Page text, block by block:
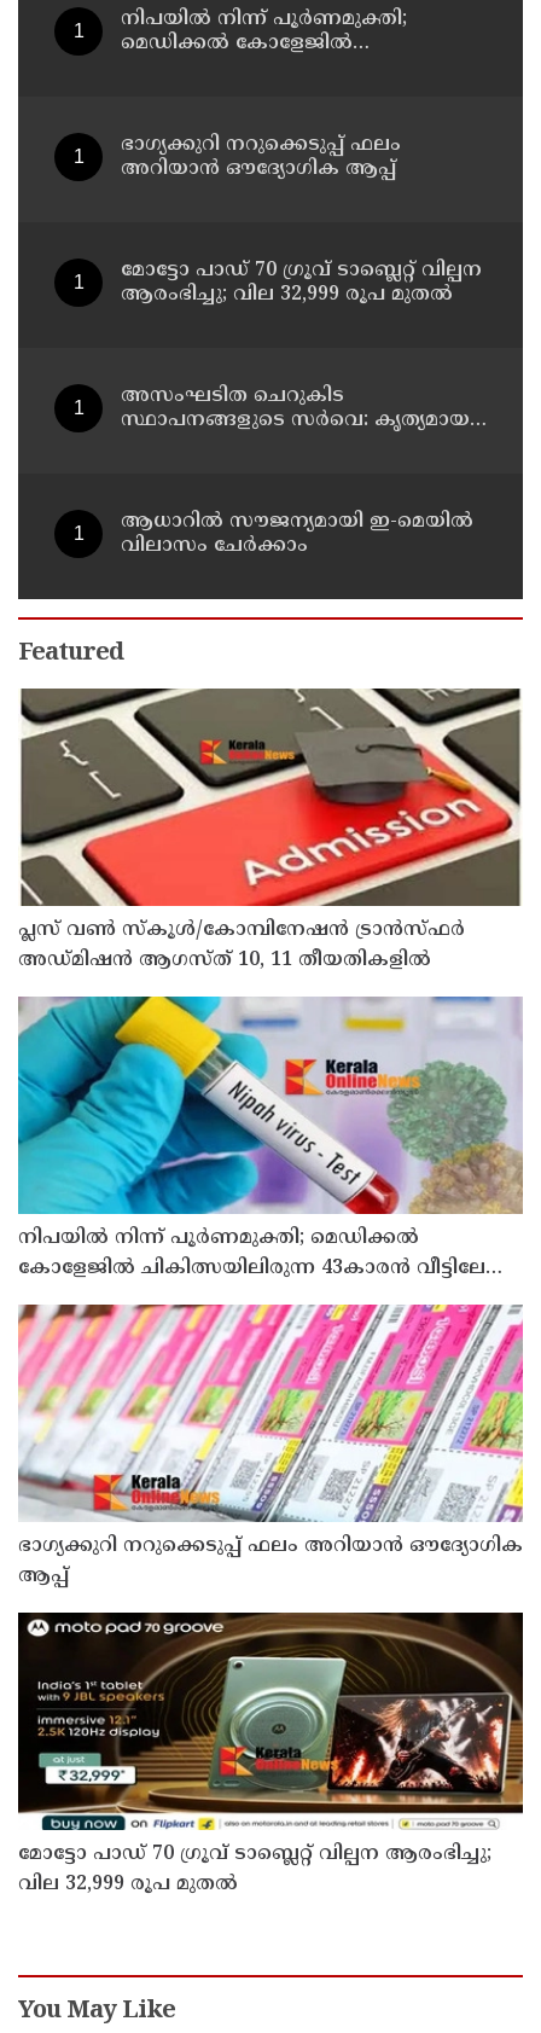
നിപയിൽ നിന്ന് പൂർണമുക്തി;
മെഡിക്കൽ കോളേജിൽ
ഭാഗ്യക്കുറി നറുക്കെടുപ്പ് ഫലം
അറിയാൻ ഔദ്യോഗിക ആപ്പ്
മോട്ടോ പാഡ് 70 ഗ്രൂവ് ടാബ്ലെറ്റ് വില്പന
ആരംഭിച്ചു; വില 32,999 രൂപ മുതൽ
അസംഘടിത ചെറുകിട
സ്ഥാപനങ്ങളുടെ സർവെ: കൃത്യമായ
ആധാറിൽ സൗജന്യമായി ഇ-മെയിൽ
വിലാസം ചേർക്കാം
Featured
പ്ലസ് വൺ സ്‌കൂൾ/കോമ്പിനേഷൻ ട്രാൻസ്ഫർ
അഡ്മിഷൻ ആഗസ്ത് 10, 11 തീയതികളിൽ
നിപയിൽ നിന്ന് പൂർണമുക്തി; മെഡിക്കൽ
കോളേജിൽ ചികിത്സയിലിരുന്ന 43കാരൻ വീട്ടിലേക്ക്
ഭാഗ്യക്കുറി നറുക്കെടുപ്പ് ഫലം അറിയാൻ ഔദ്യോഗിക
ആപ്പ്
മോട്ടോ പാഡ് 70 ഗ്രൂവ് ടാബ്ലെറ്റ് വില്പന ആരംഭിച്ചു;
വില 32,999 രൂപ മുതൽ
You May Like